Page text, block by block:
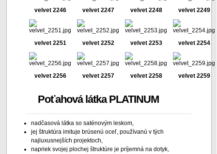
velvet 2246 velvet 2247 velvet 2248 velvet 2249
velvet 2251 velvet 2252 velvet 2253 velvet 2254
velvet 2256 velvet 2257 velvet 2258 velvet 2259
Poťahová látka PLATINUM
nadčasová látka so saténovým leskom,
jej štruktúra imituje brúsenú oceľ, používanú v tých
najluxusnejších projektoch,
napriek svojej plochej štruktúre je príjemná na dotyk,